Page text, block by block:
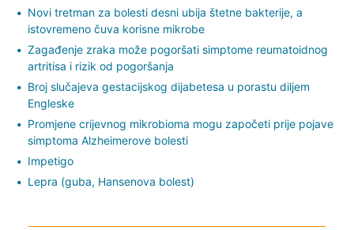
Novi tretman za bolesti desni ubija štetne bakterije, a
istovremeno čuva korisne mikrobe
Zagađenje zraka može pogoršati simptome reumatoidnog
artritisa i rizik od pogoršanja
Broj slučajeva gestacijskog dijabetesa u porastu diljem
Engleske
Promjene crijevnog mikrobioma mogu započeti prije pojave
simptoma Alzheimerove bolesti
Impetigo
Lepra (guba, Hansenova bolest)